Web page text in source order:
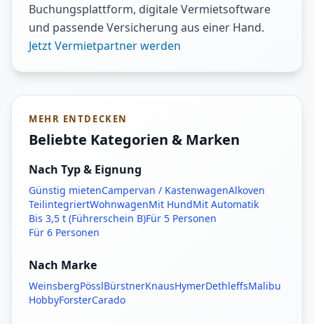
Buchungsplattform, digitale Vermietsoftware
und passende Versicherung aus einer Hand.
Jetzt Vermietpartner werden
MEHR ENTDECKEN
Beliebte Kategorien & Marken
Nach Typ & Eignung
Günstig mietenCampervan / KastenwagenAlkoven
TeilintegriertWohnwagenMit HundMit Automatik
Bis 3,5 t (Führerschein B)Für 5 Personen
Für 6 Personen
Nach Marke
WeinsbergPösslBürstnerKnausHymerDethleffsMalibu
HobbyForsterCarado